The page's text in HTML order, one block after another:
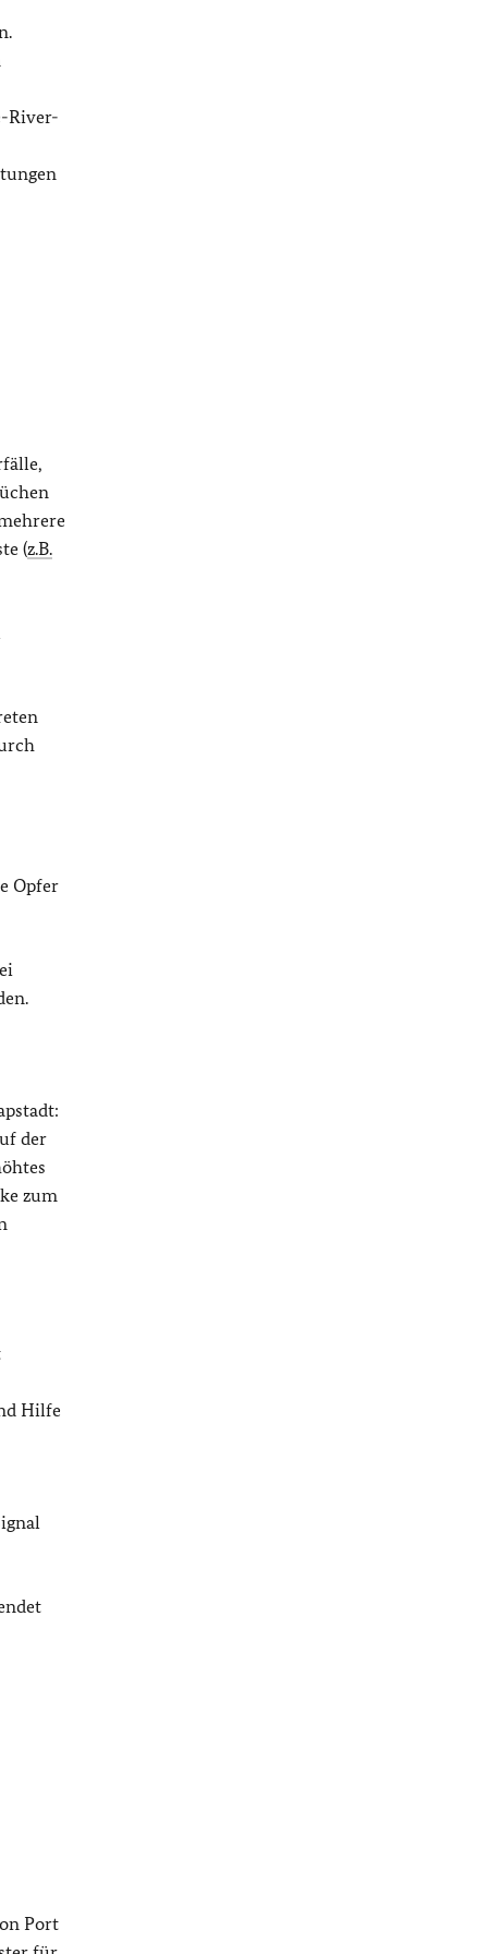
River-
(z.B.
Opfer
der
zum
Hilfe
Port